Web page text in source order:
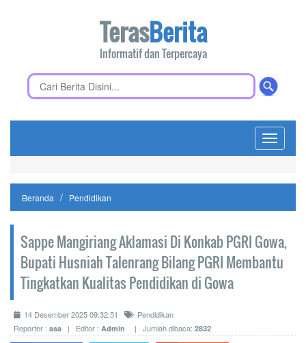
TerasBerita
Informatif dan Terpercaya
Toggle
Beranda Pendidikan
Sappe Mangiriang Aklamasi Di Konkab PGRI Gowa,
Bupati Husniah Talenrang Bilang PGRI Membantu
Tingkatkan Kualitas Pendidikan di Gowa
14 Desember 2025 09:32:51
Pendidikan
Reporter : asa | Editor : Admin | Jumlah dibaca: 2832